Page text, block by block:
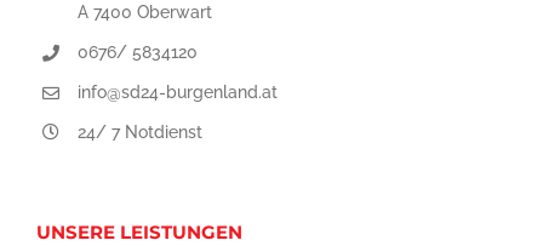
A 7400 Oberwart
0676/ 5834120
info@sd24-burgenland.at
24/ 7 Notdienst
UNSERE LEISTUNGEN